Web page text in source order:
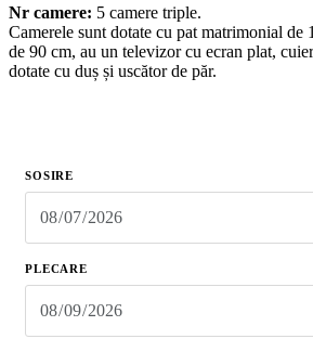
Nr camere: 5 camere triple.
Camerele sunt dotate cu pat matrimonial de
de 90 cm, au un televizor cu ecran plat,
dotate cu duș și uscător de păr.
SOSIRE
PLECARE